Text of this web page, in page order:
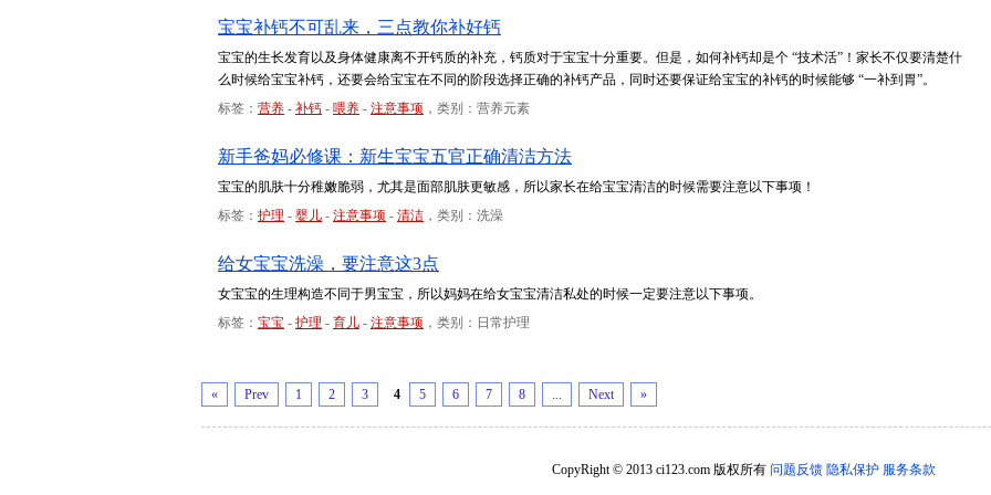
宝宝补钙不可乱来，三点教你补好钙
宝宝的生长发育以及身体健康离不开钙质的补充，钙质对于宝宝十分重要。但是，如何补钙却是个 “技术活”！家长不仅要清楚什
么时候给宝宝补钙，还要会给宝宝在不同的阶段选择正确的补钙产品，同时还要保证给宝宝的补钙的时候能够 “一补到胃”。
标签： 营养 - 补钙 - 喂养 - 注意事项 ，类别：营养元素
新手爸妈必修课：新生宝宝五官正确清洁方法
宝宝的肌肤十分稚嫩脆弱，尤其是面部肌肤更敏感，所以家长在给宝宝清洁的时候需要注意以下事项！
标签： 护理 - 婴儿 - 注意事项 - 清洁 ，类别：洗澡
给女宝宝洗澡，要注意这3点
女宝宝的生理构造不同于男宝宝，所以妈妈在给女宝宝清洁私处的时候一定要注意以下事项。
标签： 宝宝 - 护理 - 育儿 - 注意事项 ，类别：日常护理
« Prev 1 2 3 4 5 6 7 8 ... Next »
CopyRight © 2013 ci123.com 版权所有 问题反馈 隐私保护 服务条款